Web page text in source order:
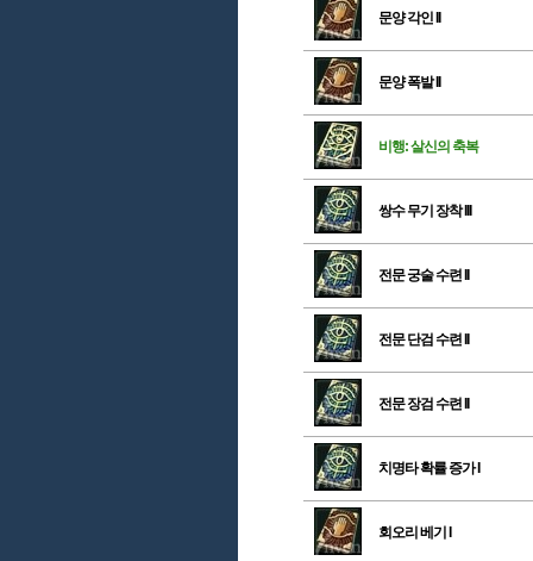
문양 각인 II
문양 폭발 II
비행: 살신의 축복
쌍수 무기 장착 III
전문 궁술 수련 II
전문 단검 수련 II
전문 장검 수련 II
치명타 확률 증가 I
회오리 베기 I